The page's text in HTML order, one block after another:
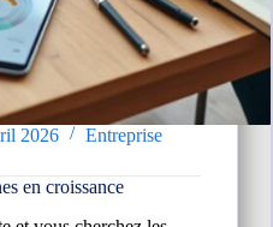
2026 Entreprise
en croissance